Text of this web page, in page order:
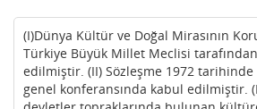
(I)Dünya Kültür ve Doğal Mirasının
Türkiye Büyük Millet Meclisi
edilmiştir. (II) Sözleşme 1972 tarihinde
genel konferansında kabul edilmiştir.